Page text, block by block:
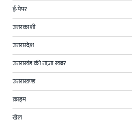
ई-पेपर
उत्तरकाशी
उत्तरप्रदेश
उत्तराखंड की ताज़ा खबर
उत्तराखण्ड
क्राइम
खेल